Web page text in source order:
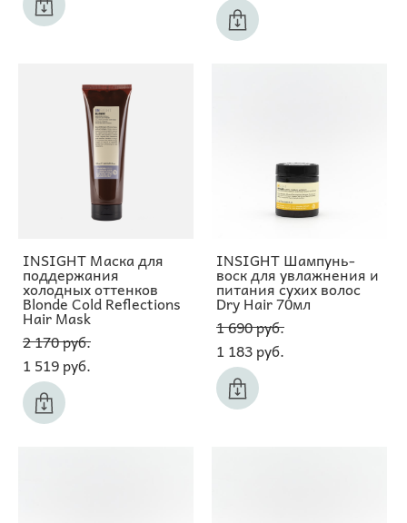
INSIGHT Маска для
поддержания
холодных оттенков
Blonde Cold Reflections
Hair Mask
2 170 pуб.
1 519 pуб.
INSIGHT Шампунь-
воск для увлажнения и
питания сухих волос
Dry Hair 70мл
1 690 pуб.
1 183 pуб.